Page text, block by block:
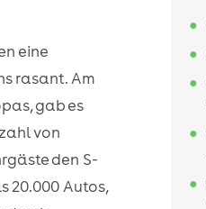
eine
rasant. Am
gab es
von
den S-
20.000 Autos,